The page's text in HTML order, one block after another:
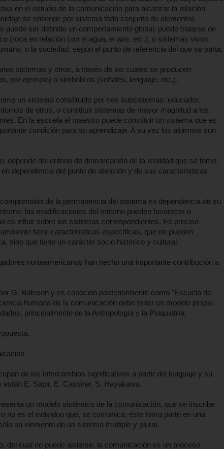
en el estudio de la comunicación para alcanzar la relación
se entiende por sistema todo conjunto de elementos
puede ser definido un comportamiento global; puede tratarse de
(roca en relación con el agua, el aire, etc.), o sistemas vivos
o la sociedad, según el punto de referencia del que se parta.
sistemas y otros, a través de los cuales se producen
por ejemplo) o simbólicos (señales, lenguaje, etc.).
un sistema constituido por tres subsistemas: educador,
de otros, o constituir sistemas de mayor magnitud a los
En la escuela el maestro puede constituir un sistema que es
condición para su aprendizaje. A su vez los alumnos son
depende del criterio de demarcación de la realidad que se tome.
dependencia del punto de atención y de sus características
de la permanencia del sistema en dependencia de su
las modificaciones del entorno pueden favorecer o
es influir sobre los sistemas correspondientes. Es preciso
tiene características específicas, que no pueden
sino que tiene un carácter socio histórico y cultural.
norteamericanos han hecho una importante contribución a
G. Bateson y es conocido posteriormente como "Escuela de
humana de la comunicación debe tener un modelo propio,
principalmente de la Antropología y la Psiquiatría.
de los intercambios significativos a partir del lenguaje y su
E. Sapir, E. Cassirer, S. Hayakawa.
un modelo sistémico de la comunicación, que se inscribe
no es el individuo que, se comunica, éste toma parte en una
un elemento de un sistema múltiple y plural.
del cual no puede aislarse; la comunicación es un proceso